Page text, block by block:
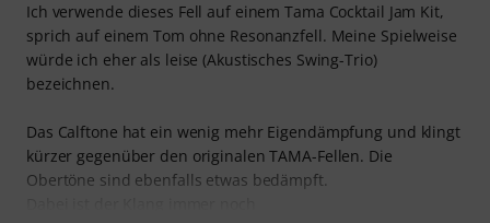
Ich verwende dieses Fell auf einem Tama Cocktail Jam Kit,
sprich auf einem Tom ohne Resonanzfell. Meine Spielweise
würde ich eher als leise (Akustisches Swing-Trio)
bezeichnen.
Das Calftone hat ein wenig mehr Eigendämpfung und klingt
kürzer gegenüber den originalen TAMA-Fellen. Die
Obertöne sind ebenfalls etwas bedämpft.